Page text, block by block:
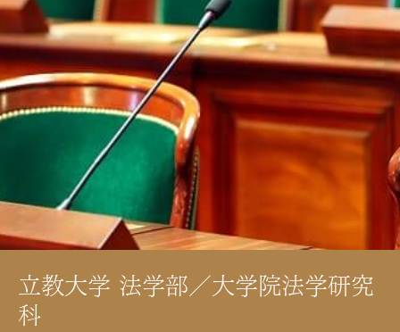
立教大学 法学部／大学院法学研究
科